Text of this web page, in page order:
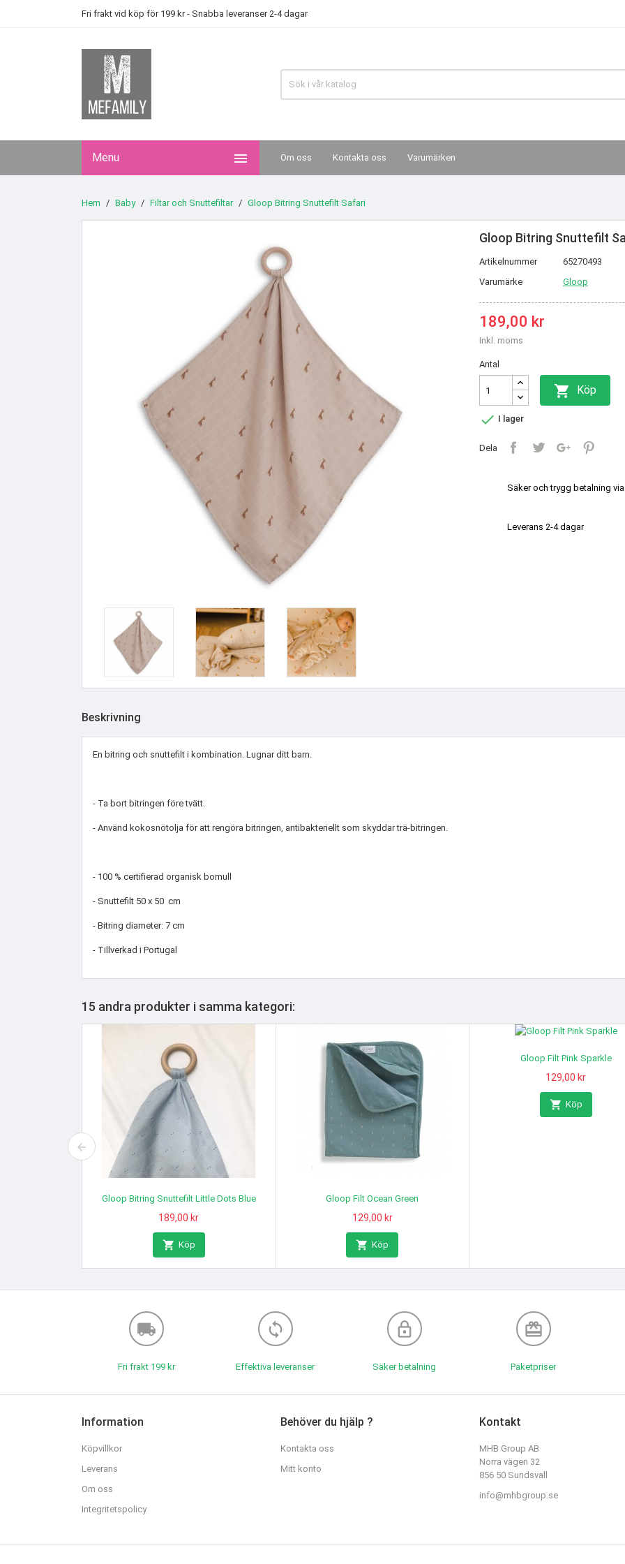
Fri frakt vid köp för 199 kr - Snabba leveranser 2-4 dagar
Menu  Om oss Kontakta oss Varumärken
Hem Baby Filtar och Snuttefiltar Gloop Bitring Snuttefilt Safari
Gloop Bitring Snuttefilt
Artikelnummer
65270493
Varumärke
Gloop
189,00 kr
Inkl. moms
Antal
 Köp
 I lager
Dela
Säker och trygg betalning
Leverans 2-4 dagar
Beskrivning
En bitring och snuttefilt i kombination. Lugnar ditt barn.
- Ta bort bitringen före tvätt.
- Använd kokosnötolja för att rengöra bitringen, antibakteriellt som skyddar trä-bitringen.
- 100 % certifierad organisk bomull
- Snuttefilt 50 x 50 cm
- Bitring diameter: 7 cm
- Tillverkad i Portugal
15 andra produkter i samma kategori:
Gloop Filt Ocean Green
Pris
129,00 kr
 Köp
Gloop Filt Pink Sparkle
129,00 kr
 Köp
Fleecefilt Blå
Pris
179,00 kr
 Köp
local_shipping
Fri frakt 199 kr
loop
Effektiva leveranser
lock_outline
Säker betalning
redeem
Paketpriser
Information
Köpvillkor
Leverans
Om oss
Integritetspolicy
Behöver du hjälp ?
Kontakta oss
Mitt konto
Kontakt
MHB Group AB
Norra vägen 32
856 50 Sundsvall
info@mhbgroup.se